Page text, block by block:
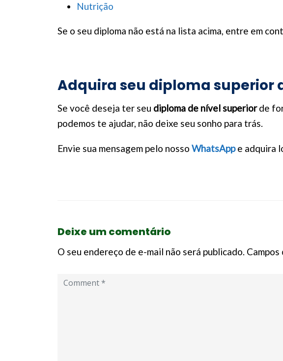
Nutrição
Se o seu diploma não está na lista acima, entre em
Adquira seu diploma superior
Se você deseja ter seu diploma de nível superiorde
podemos te ajudar, não deixe seu sonho para trás.
Envie sua mensagem pelo nosso WhatsAppe adquira
Deixe um comentário
O seu endereço de e-mail não será publicado.